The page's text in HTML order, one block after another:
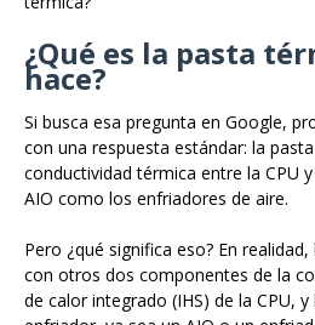
¿Qué es la pasta
hace?
Si busca esa pregunta en Google,
con una respuesta estándar: la
conductividad térmica entre la CPU
AIO como los enfriadores de aire.
Pero ¿qué significa eso? En
con otros dos componentes de la
de calor integrado (IHS) de la CPU,